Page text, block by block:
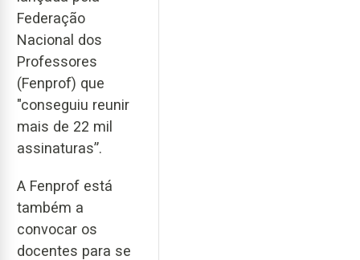
Federação
Nacional dos
Professores
(Fenprof) que
"conseguiu reunir
mais de 22 mil
assinaturas”.
A Fenprof está
também a
convocar os
docentes para se